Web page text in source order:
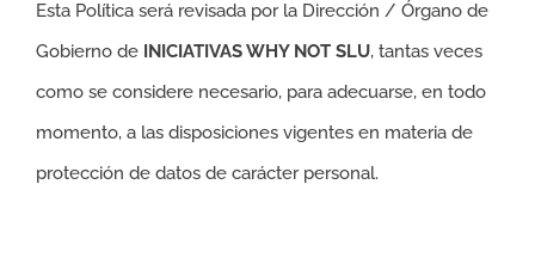
Esta Política será revisada por la Dirección / Órgano de
Gobierno de INICIATIVAS WHY NOT SLU, tantas veces
como se considere necesario, para adecuarse, en todo
momento, a las disposiciones vigentes en materia de
protección de datos de carácter personal.